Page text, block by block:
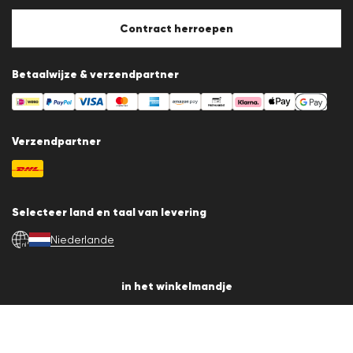
in het winkelmandje
Cookiebeleid
Contract herroepen
Betaalwijze & verzendpartner
Verzendpartner
Selecteer land en taal van levering
nl Niederlande
© 2026 LLOYD Lifestyle GmbH
Alle artikelprijzen incl. BTW. Levering alleen binnen Nederland.